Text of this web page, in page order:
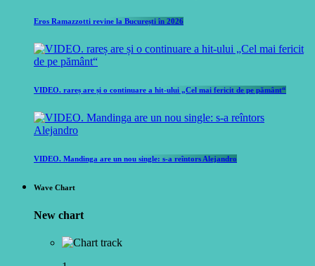
Eros Ramazzotti revine la București în 2026
VIDEO. rareș are și o continuare a hit-ului „Cel mai fericit de pe pământ“
VIDEO. Mandinga are un nou single: s-a reîntors Alejandro
Wave Chart
New chart